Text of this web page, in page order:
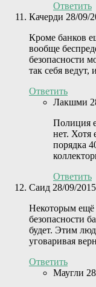
Ответить
Качерди 28/09/
Кроме банков
вообще
безопасности
так себя ведут,
Ответить
Лакшми
Полиция
нет. Хотя
порядка
Ответить
Саид 28/09/
Некоторым ещё
безопасности
будет. Этим
уговаривая
Ответить
Маугли